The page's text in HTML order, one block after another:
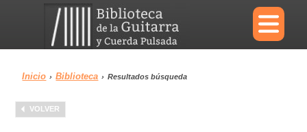
×
Menu
Inicio › Biblioteca › Resultados búsqueda
VOLVER